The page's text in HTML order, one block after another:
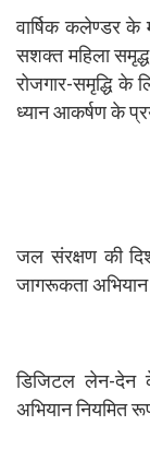
वार्षिक कलेण्डर के
सशक्त महिला
रोजगार-समृद्धि के
ध्यान आकर्षण के
जल संरक्षण की
जागरूकता अभियान
डिजिटल लेन-देन
अभियान नियमित